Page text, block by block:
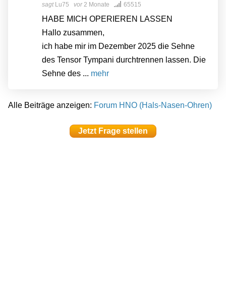
sagt Lu75 vor2 Monate 65515
HABE MICH OPERIEREN LASSEN
Hallo zusammen,
ich habe mir im Dezember 2025 die Sehne
des Tensor Tympani durchtrennen lassen. Die
Sehne des ... mehr
Alle Beiträge anzeigen: Forum HNO (Hals-Nasen-Ohren)
Jetzt Frage stellen